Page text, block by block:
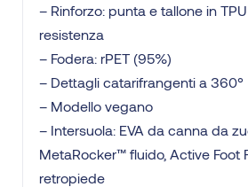
– Rinforzo: punta e tallone in
resistenza
– Fodera: rPET (95%)
– Dettagli catarifrangenti a 360°
– Modello vegano
– Intersuola: EVA da canna da
MetaRocker™ fluido, Active Foot
retropiede